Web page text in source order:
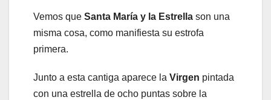
Vemos que Santa María y la Estrella son una
misma cosa, como manifiesta su estrofa
primera.
Junto a esta cantiga aparece la Virgen pintada
con una estrella de ocho puntas sobre la